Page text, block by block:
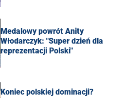
Medalowy powrót Anity
Włodarczyk: "Super dzień dla
reprezentacji Polski"
Koniec polskiej dominacji?